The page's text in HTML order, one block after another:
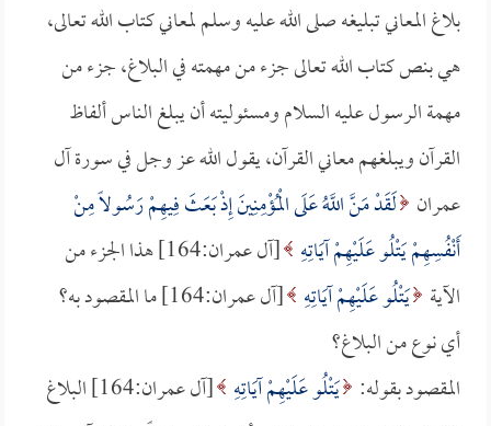
بلاغ المعاني تبليغه صلى الله عليه وسلم لمعاني كتاب الله تعالى،
هي بنص كتاب الله تعالى جزء من مهمته في البلاغ، جزء من
مهمة الرسول عليه السلام ومسئوليته أن يبلغ الناس ألفاظ
القرآن ويبلغهم معاني القرآن، يقول الله عز وجل في سورة آل
عمران لَقَدْ مَنَّ اللَّهُ عَلَى الْمُؤْمِنِينَ إِذْ بَعَثَ فِيهِمْ رَسُولاً مِنْ
أَنْفُسِهِمْ يَتْلُو عَلَيْهِمْ آيَاتِهِ
[آل عمران:164] هذا الجزء من
الآية يَتْلُو عَلَيْهِمْ آيَاتِهِ [آل عمران:164] ما المقصود به؟
أي نوع من البلاغ؟
المقصود بقوله: يَتْلُو عَلَيْهِمْ آيَاتِهِ
[آل عمران:164] البلاغ